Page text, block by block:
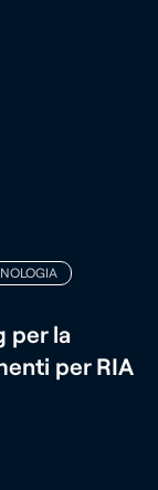
per la
per RIA